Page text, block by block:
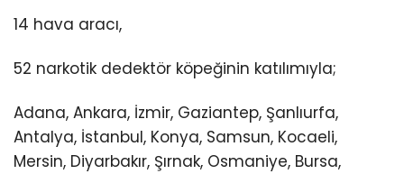
14 hava aracı,
52 narkotik dedektör köpeğinin katılımıyla;
Adana, Ankara, İzmir, Gaziantep, Şanlıurfa,
Antalya, İstanbul, Konya, Samsun, Kocaeli,
Mersin, Diyarbakır, Şırnak, Osmaniye, Bursa,